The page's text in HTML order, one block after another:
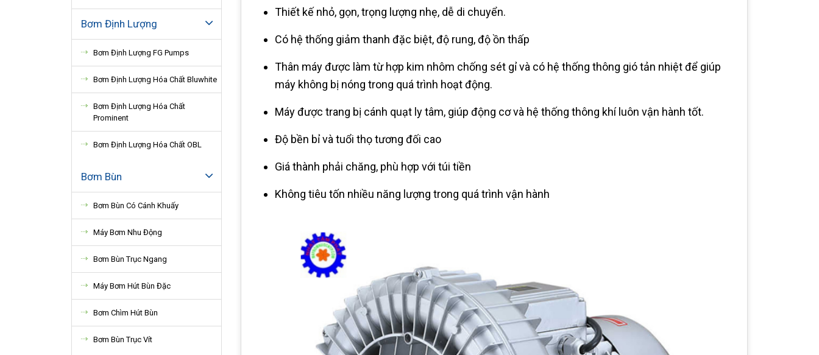
Bơm Định Lượng
Bơm Định Lượng FG Pumps
Bơm Định Lượng Hóa Chất Bluwhite
Bơm Định Lượng Hóa Chất
Prominent
Bơm Định Lượng Hóa Chất OBL
Bơm Bùn
Bơm Bùn Có Cánh Khuấy
Máy Bơm Nhu Động
Bơm Bùn Trục Ngang
Máy Bơm Hút Bùn Đặc
Bơm Chìm Hút Bùn
Bơm Bùn Trục Vít
Thiết kế nhỏ, gọn, trọng lượng nhẹ, dễ di chuyển.
Có hệ thống giảm thanh đặc biệt, độ rung, độ ồn thấp
Thân máy được làm từ hợp kim nhôm chống sét gỉ và có hệ thống thông gió tản nhiệt để giúp
máy không bị nóng trong quá trình hoạt động.
Máy được trang bị cánh quạt ly tâm, giúp động cơ và hệ thống thông khí luôn vận hành tốt.
Độ bền bỉ và tuổi thọ tương đối cao
Giá thành phải chăng, phù hợp với túi tiền
Không tiêu tốn nhiều năng lượng trong quá trình vận hành